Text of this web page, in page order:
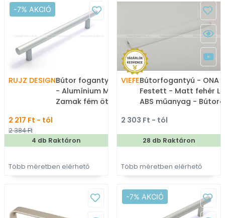
-7% AKCIÓ
RUJZ DESIGNBútor fogantyú - 242.13B
- Alumínium MCrE -
Zamak fém ötvözet -
fém bútorfogantyú
2 217 Ft - tól
2 384 Ft
4 db Raktáron
Több méretben elérhető
VIEFEBútorfogantyú - ONA
Festett - Matt fehér
ABS műanyag -
fém fogantyú
2 303 Ft - tól
28 db Raktáron
Több méretben elérhető
-7% AKCIÓ